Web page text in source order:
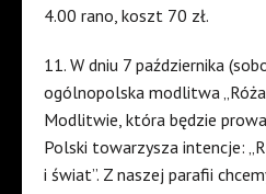
4.00 rano, koszt 70 zł.
11. W dniu 7 października
ogólnopolska modlitwa
Modlitwie, która będzie
Polski towarzysza intencje:
i świat”. Z naszej parafii